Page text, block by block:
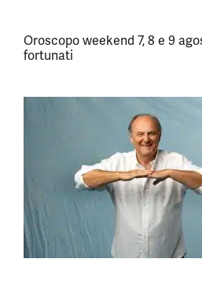
Oroscopo weekend 7, 8 e 9
fortunati